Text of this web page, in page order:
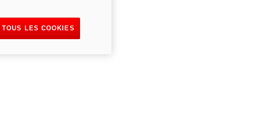
LES COOKIES